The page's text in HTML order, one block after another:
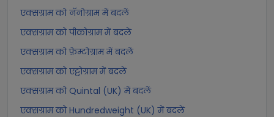
एक्सग्राम को नॅनोग्राम में बदलें
एक्सग्राम को पीकोग्राम में बदलें
एक्सग्राम को फ़ेम्टोग्राम में बदलें
एक्सग्राम को एट्टोग्राम में बदलें
एक्सग्राम को Quintal (UK) में बदलें
एक्सग्राम को Hundredweight (UK) में बदलें